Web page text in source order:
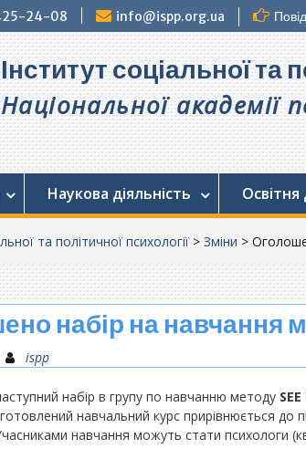
24-08 info@ispp.org.ua
Інститут соціальної та
Національної академії
Наукова діяльність Освітня
та політичної психології > Зміни >
набір на навчання
ispp
набір в групу по навчанню методу
навчальний курс прирівнюється до
навчання можуть стати психологи